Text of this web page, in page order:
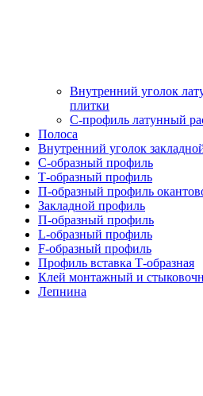
Внутренний уголок
плитки
С-профиль латунный
Полоса
Внутренний уголок
С-образный профиль
Т-образный профиль
П-образный профиль
Закладной профиль
П-образный профиль
L-образный профиль
F-образный профиль
Профиль вставка Т-образная
Клей монтажный и
Лепнина